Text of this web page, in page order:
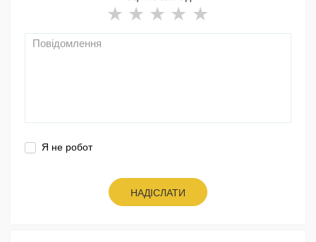
Я не робот
НАДІСЛАТИ